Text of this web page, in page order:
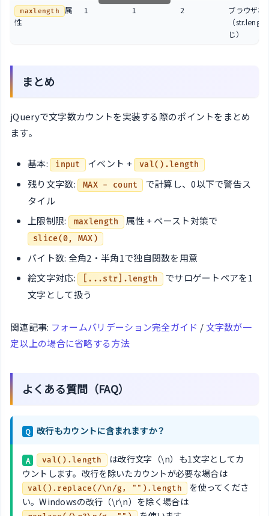
maxlength
属
性
1 1 2
ブラウザ標
（
じ）
まとめ
jQueryで文字数カウントを実装する際のポイントをまとめ
ます。
基本: input イベント + val().length
残り文字数: MAX - count
で計算し、0以下で警告ス
タイル
上限制限:
maxlength 属性 + ペースト対策で
slice(0, MAX)
バイト数: 全角2・半角1で独自関数を用意
絵文字対応:
[...str].length
でサロゲートペアを1
文字として扱う
関連記事: フォームバリデーション完全ガイド /文字数が一
定以上の場合に省略する方法
よくある質問（FAQ）
Q 改行もカウントに含まれますか？
A val().length
は改行文字（\n）も1文字としてカ
ウントします。改行を除いたカウントが必要な場合は
val().replace(/\n/g, "").length
を使ってくださ
い。Windowsの改行（\r\n）を除く場合は